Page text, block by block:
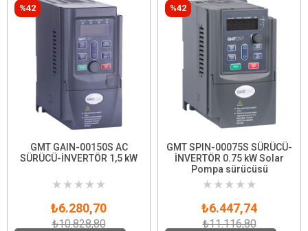
GMT GAIN-00150S AC
SÜRÜCÜ-İNVERTÖR 1,5 kW
★ ★ ★ ★ ★
₺6.280,70
₺10.828,80
%42
GMT SPIN-00075S SÜRÜCÜ-
İNVERTÖR 0.75 kW Solar
Pompa sürücüsü
★ ★ ★ ★ ★
₺6.447,74
₺11.116,80
%42